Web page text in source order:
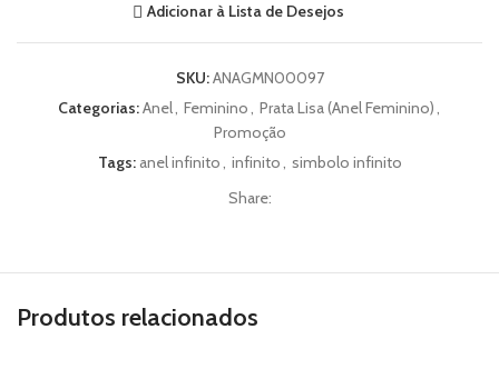
Adicionar à Lista de Desejos
SKU:ANAGMN00097
Categorias:Anel Feminino Prata Lisa (Anel Feminino)
Promoção
Tags: anel infinito infinito
simbolo infinito
Share:
Produtos relacionados